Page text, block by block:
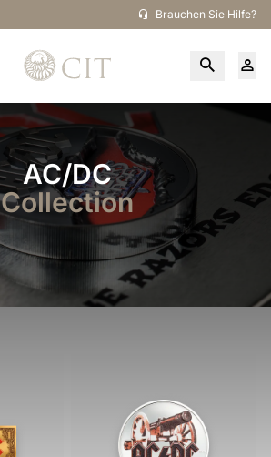
Brauchen Sie Hilfe?
AC/DC
Collection